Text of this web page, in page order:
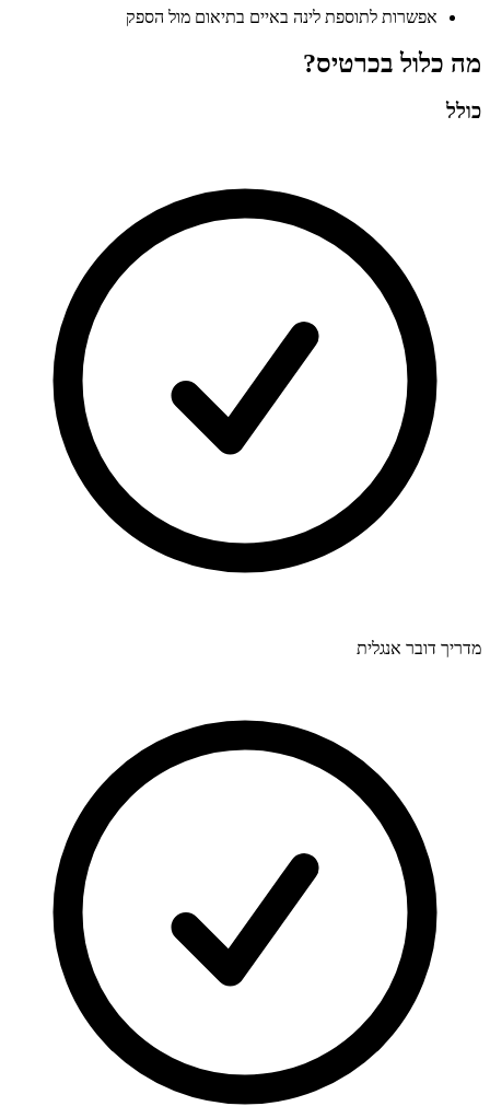
אפשרות לתוספת לינה באיים בתיאום מול הספק
מה כלול בכרטיס?
כולל
מדריך דובר אנגלית